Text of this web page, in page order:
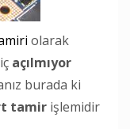
olarak
açılmıyor
burada ki
tamir işlemidir